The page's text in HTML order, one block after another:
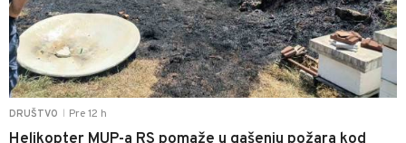
DRUŠTVO Pre 12 h